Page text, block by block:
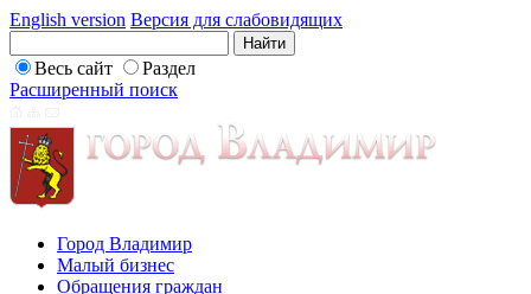
English version Версия для слабовидящих
Весь сайт
Раздел
Расширенный поиск
Город Владимир
Малый бизнес
Обращения граждан